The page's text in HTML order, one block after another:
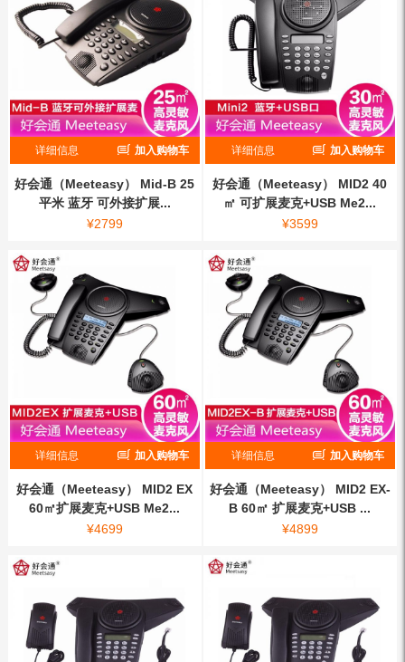
详细信息 加入购物车
好会通（Meeteasy） Mid-B 25
平米 蓝牙 可外接扩展...
¥2799
详细信息 加入购物车
好会通（Meeteasy） MID2 40
㎡ 可扩展麦克+USB Me2...
¥3599
详细信息 加入购物车
好会通（Meeteasy） MID2 EX
60㎡扩展麦克+USB Me2...
¥4699
详细信息 加入购物车
好会通（Meeteasy） MID2 EX-
B 60㎡ 扩展麦克+USB ...
¥4899